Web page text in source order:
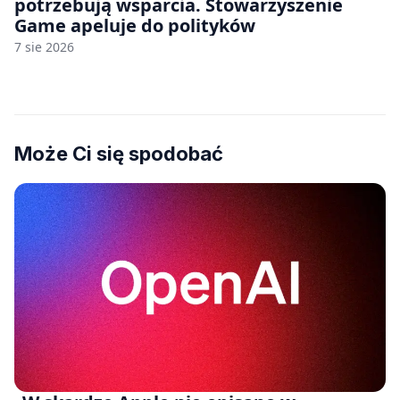
Game apeluje do polityków
7 sie 2026
Może Ci się spodobać